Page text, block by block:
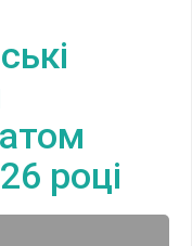
році